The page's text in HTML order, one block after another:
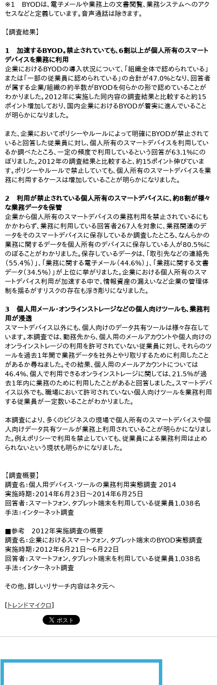
※1 BYODは、電子メールや業務上の文書閲覧、業務システムへのアク
セスなどと定義しています。音声通話は除きます。
【調査結果】
1 加速するBYOD。禁止されていても、6割以上が個人所有のスマート
デバイスを業務に利用
企業におけるBYODの導入状況について、「組織全体で認められている」
または「一部の従業員に認められている」の合計が47.0%となり、回答者
が属する企業/組織の約半数がBYODを何らかの形で認めていることが
わかりました。2012年に実施した同内容の調査結果と比較すると約15
ポイント増加しており、国内企業におけるBYODが着実に進んでいること
が明らかになりました。
また、企業においてポリシーやルールによって明確にBYODが禁止されて
いると回答した従業員に対し、個人所有のスマートデバイスを利用してい
るか調べたところ、一定の頻度で利用しているという回答が63.1%にの
ぼりました。2012年の調査結果と比較すると、約15ポイント伸びていま
す。ポリシーやルールで禁止していても、個人所有のスマートデバイスを業
務に利用するケースは増加していることが明らかになりました。
2 利用が禁止されている個人所有のスマートデバイスに、約8割が様々
な業務データを保管
企業から個人所有のスマートデバイスの業務利用を禁止されているにも
かかわらず、業務に利用している回答者267人を対象に、業務関連のデ
ータをそのスマートデバイスに保存しているか調査したところ、なんらかの
業務に関するデータを個人所有のデバイスに保存している人が80.5%に
のぼることがわかりました。保存しているデータは、「取引先などの連絡先
（55.4％）」、「業務に関する電子メール（44.6%）」、「業務に関する文書
データ（34.5%）」が上位に挙がりました。企業における個人所有のスマ
ートデバイス利用が加速する中で、情報資産の漏えいなど企業の管理体
制を揺るがすリスクの存在も浮き彫りになりました。
3 個人用メール・オンラインストレージなどの個人向けツールも、業務利
用が浸透
スマートデバイス以外にも、個人向けのデータ共有ツールは様々存在して
います。本調査では、勤務先から、個人用のメールアカウントや個人向けの
オンラインストレージの利用を許可されていない従業員に対し、それらのツ
ールを過去1年間で業務データを社外とやり取りするために利用したこと
があるか尋ねました。その結果、個人用のメールアカウントについては
46.4%、個人で利用できるオンラインストレージに関しては、21.5%が過
去1年内に業務のために利用したことがあると回答しました。スマートデバ
イス以外でも、職場において許可されていない個人向けツールを業務利用
する従業員が一定数いることがわかりました。
本調査により、多くのビジネスの現場で個人所有のスマートデバイスや個
人向けデータ共有ツールが業務上利用されていることが明らかになりまし
た。例えポリシーで利用を禁止していても、従業員による業務利用は止め
られないという現状も明らかになりました。
【調査概要】
調査名：個人用デバイス・ツールの業務利用実態調査 2014
実施時期：2014年6月23日～2014年6月25日
回答者：スマートフォン、タブレット端末を利用している従業員1,038名
手法：インターネット調査
■参考 2012年実施調査の概要
調査名：企業におけるスマートフォン、タブレット端末のBYOD実態調査
実施時期：2012年6月21日～6月22日
回答者：スマートフォン、タブレット端末を利用している従業員1,038名
手法：インターネット調査
その他、詳しいリサーチ内容はネタ元へ
[トレンドマイクロ]